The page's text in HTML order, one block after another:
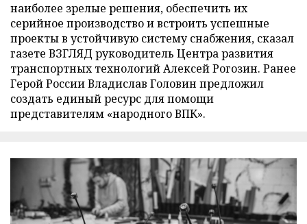
наиболее зрелые решения, обеспечить их
серийное производство и встроить успешные
проекты в устойчивую систему снабжения, сказал
газете ВЗГЛЯД руководитель Центра развития
транспортных технологий Алексей Рогозин. Ранее
Герой России Владислав Головин предложил
создать единый ресурс для помощи
представителям «народного ВПК».